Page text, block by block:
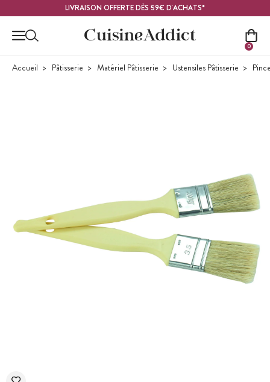
LIVRAISON OFFERTE DÈS 59€ D'ACHATS*
0
Accueil Pâtisserie Matériel Pâtisserie Ustensiles Pâtisserie